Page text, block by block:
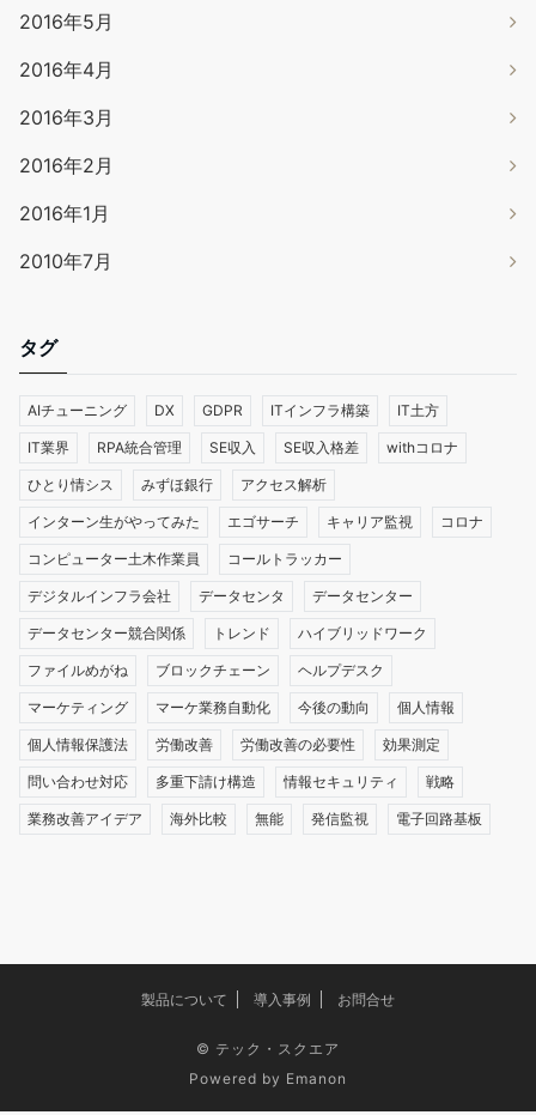
2016年5月
2016年4月
2016年3月
2016年2月
2016年1月
2010年7月
タグ
AIチューニング DX GDPR ITインフラ構築 IT土方
IT業界 RPA統合管理 SE収入 SE収入格差 withコロナ
ひとり情シス みずほ銀行 アクセス解析
インターン生がやってみた エゴサーチ キャリア監視 コロナ
コンピューター土木作業員 コールトラッカー
デジタルインフラ会社 データセンタ データセンター
データセンター競合関係 トレンド ハイブリッドワーク
ファイルめがね ブロックチェーン ヘルプデスク
マーケティング マーケ業務自動化 今後の動向 個人情報
個人情報保護法 労働改善 労働改善の必要性 効果測定
問い合わせ対応 多重下請け構造 情報セキュリティ 戦略
業務改善アイデア 海外比較 無能 発信監視 電子回路基板
製品について 導入事例 お問合せ
© テック・スクエア
Powered by Emanon